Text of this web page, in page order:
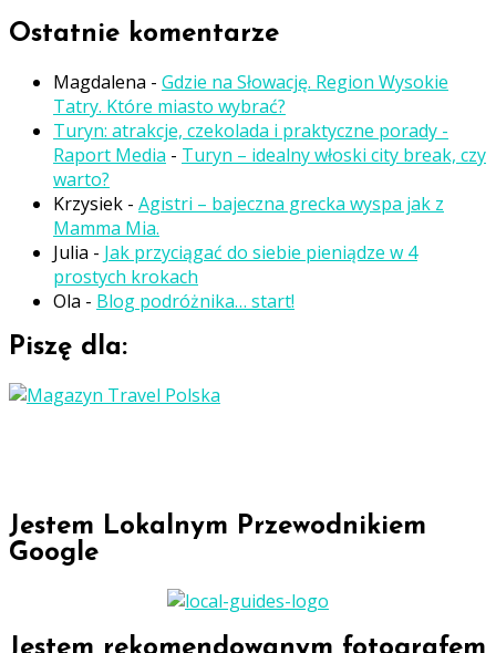
Ostatnie komentarze
Magdalena - Gdzie na Słowację. Region Wysokie
Tatry. Które miasto wybrać?
Turyn: atrakcje, czekolada i praktyczne porady -
Raport Media - Turyn – idealny włoski city break, czy
warto?
Krzysiek - Agistri – bajeczna grecka wyspa jak z
Mamma Mia.
Julia - Jak przyciągać do siebie pieniądze w 4
prostych krokach
Ola - Blog podróżnika… start!
Piszę dla:
Jestem Lokalnym Przewodnikiem
Google